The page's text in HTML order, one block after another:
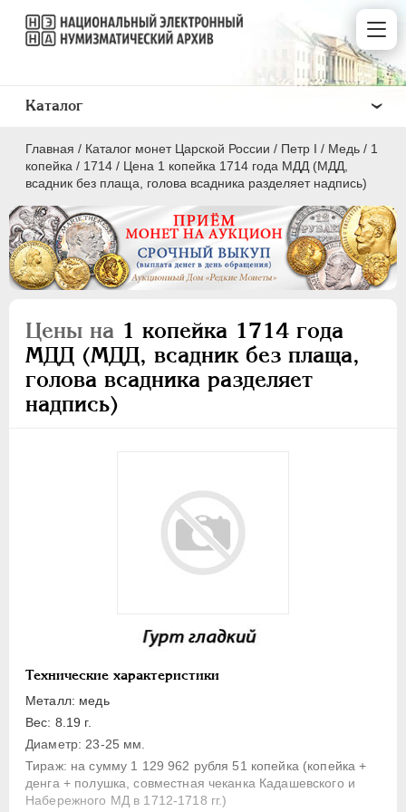
Главная / Каталог монет Царской России / Пeтр I / Медь / 1
копейка / 1714 / Цена 1 копейка 1714 года МДД (МДД,
всадник без плаща, голова всадника разделяет надпись)
Цены на 1 копейка 1714 года
МДД (МДД, всадник без плаща,
голова всадника разделяет
надпись)
Технические характеристики
Металл: медь
Вес: 8.19 г.
Диаметр: 23-25 мм.
Тираж: на сумму 1 129 962 рубля 51 копейка (копейка +
денга + полушка, совместная чеканка Кадашевского и
Набережного МД в 1712-1718 гг.)
Каталог
ПEТР I 1699 - 1725
Серебро
Медь
5 копеек
1 копейка
Для Речи Посполитой
1727-1729
ИОАНН АНТОНОВИЧ 1740-1741
ЕЛИЗАВЕТА
ПЕТР III
1762-1762
ЕКАТЕРИНА II 1762-1796
ПАВЕЛ I 1796-1801